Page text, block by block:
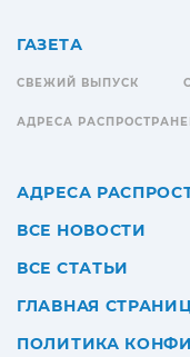
ГАЗЕТА
СВЕЖИЙ ВЫПУСК
АДРЕСА
АДРЕСА
ВСЕ НОВОСТИ
ВСЕ СТАТЬИ
ГЛАВНАЯ
ПОЛИТИКА